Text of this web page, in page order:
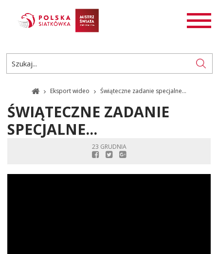
AKTUALNOŚCI
ROZGRYWKI
PL EN
Eksport wideo Świąteczne zadanie specjalne...
ŚWIĄTECZNE ZADANIE
SPECJALNE...
23 GRUDNIA